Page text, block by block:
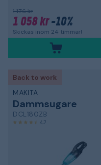
1 176 kr
1 058 kr-10%
Skickas inom 24 timmar!
Back to work
MAKITA
Dammsugare
DCL180ZB
4,7